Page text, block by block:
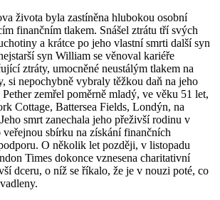
života byla zastíněna hlubokou osobní
finančním tlakem. Snášel ztrátu tří svých
a krátce po jeho vlastní smrti další syn
syn William se věnoval kariéře
ztráty, umocněné neustálým tlakem na
si nepochybně vybraly těžkou daň na jeho
zemřel poměrně mladý, ve věku 51 let,
Cottage, Battersea Fields, Londýn, na
smrt zanechala jeho přeživší rodinu v
sbírku na získání finančních
O několik let později, v listopadu
Times dokonce vznesena charitativní
dceru, o níž se říkalo, že je v nouzi poté, co